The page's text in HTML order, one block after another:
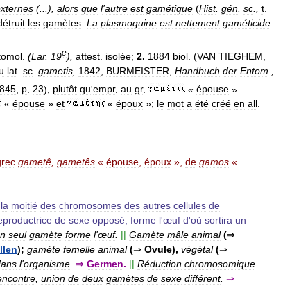
(...), alors que l'autre est gamétique (Hist. gén sc t
les gamètes La plasmoquine est nettement gaméticide
(Lar. 19e), attest isolée; 2. 1884 biol . (VAN TIEGHEM
lat sc gametis 1842 BURMEISTER Handbuch der Entom
p 23), plutôt qu'empr. au gr. « épouse »
« épouse » et « époux »; le mot a été créé en all.
gametê gametês « épouse époux », de gamos «
la moitié des chromosomes des autres cellules de
de sexe opposé forme l'œuf d'où sortira un
seul gamète forme l'œuf. || Gamète mâle animal (⇒
); gamète femelle animal (⇒ Ovule), végétal (⇒
l'organisme ⇒ Germen. || Réduction chromosomique
union de deux gamètes de sexe différent. ⇒